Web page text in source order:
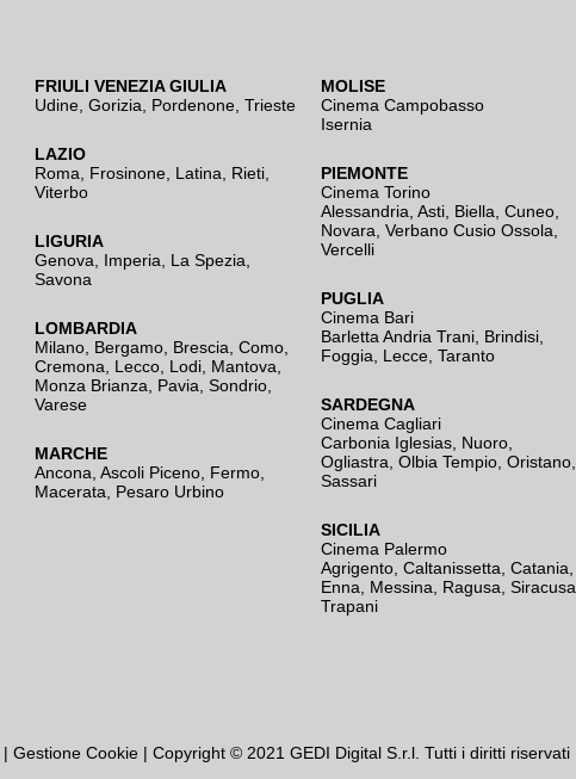
FRIULI VENEZIA GIULIA
Udine Gorizia Pordenone Trieste
LAZIO
Roma
Frosinone Latina Rieti
Viterbo
LIGURIA
Genova
Imperia La Spezia
Savona
LOMBARDIA
Milano Bergamo Brescia, Como
Cremona
Lecco Lodi Mantova
Monza Brianza
Pavia Sondrio
Varese
MARCHE
Ancona Ascoli Piceno Fermo
Macerata
Pesaro Urbino
MOLISE
Cinema Campobasso
Isernia
PIEMONTE
Cinema Torino
Alessandria Asti Biella Cuneo
Novara Verbano Cusio Ossola
Vercelli
PUGLIA
Cinema Bari
Barletta Andria Trani Brindisi
Foggia
Lecce Taranto
SARDEGNA
Cinema Cagliari
Carbonia Iglesias Nuoro
Ogliastra Olbia Tempio Oristano
Sassari
SICILIA
Cinema Palermo
Agrigento Caltanissetta Catania
Enna
Messina Ragusa Siracusa
Trapani
| Gestione Cookie | Copyright © 2021 GEDI Digital S.r.l. Tutti i diritti riservati